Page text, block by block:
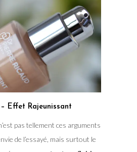
Effet Rajeunissant
pas tellement ces arguments
de l’essayé, mais surtout le